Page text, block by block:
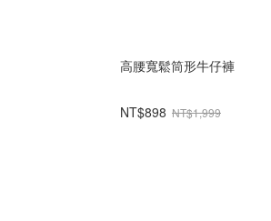
高腰寬鬆筒形牛仔褲
NT$898 NT$1,999